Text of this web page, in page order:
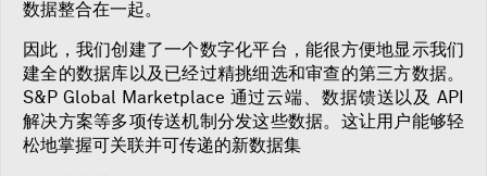
数据整合在一起。
因此，我们创建了一个数字化平台，能很方便地显示我们
建全的数据库以及已经过精挑细选和审查的第三方数据。
S&P Global Marketplace 通过云端、数据馈送以及 API
解决方案等多项传送机制分发这些数据。这让用户能够轻
松地掌握可关联并可传递的新数据集